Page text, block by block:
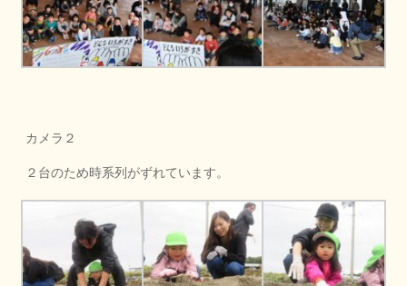
カメラ２
２台のため時系列がずれています。